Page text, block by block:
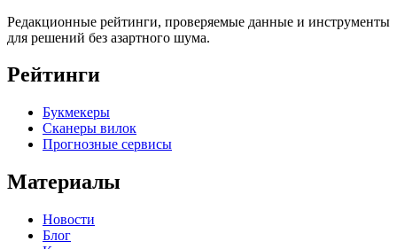
Редакционные рейтинги, проверяемые данные и инструменты
для решений без азартного шума.
Рейтинги
Букмекеры
Сканеры вилок
Прогнозные сервисы
Материалы
Новости
Блог